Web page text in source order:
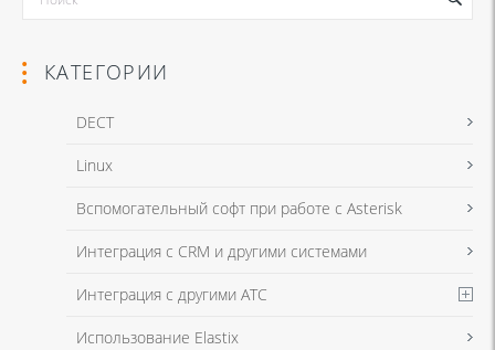
КАТЕГОРИИ
DECT
Linux
Вспомогательный софт при работе с Asterisk
Интеграция с CRM и другими системами
Интеграция с другими АТС
Использование Elastix